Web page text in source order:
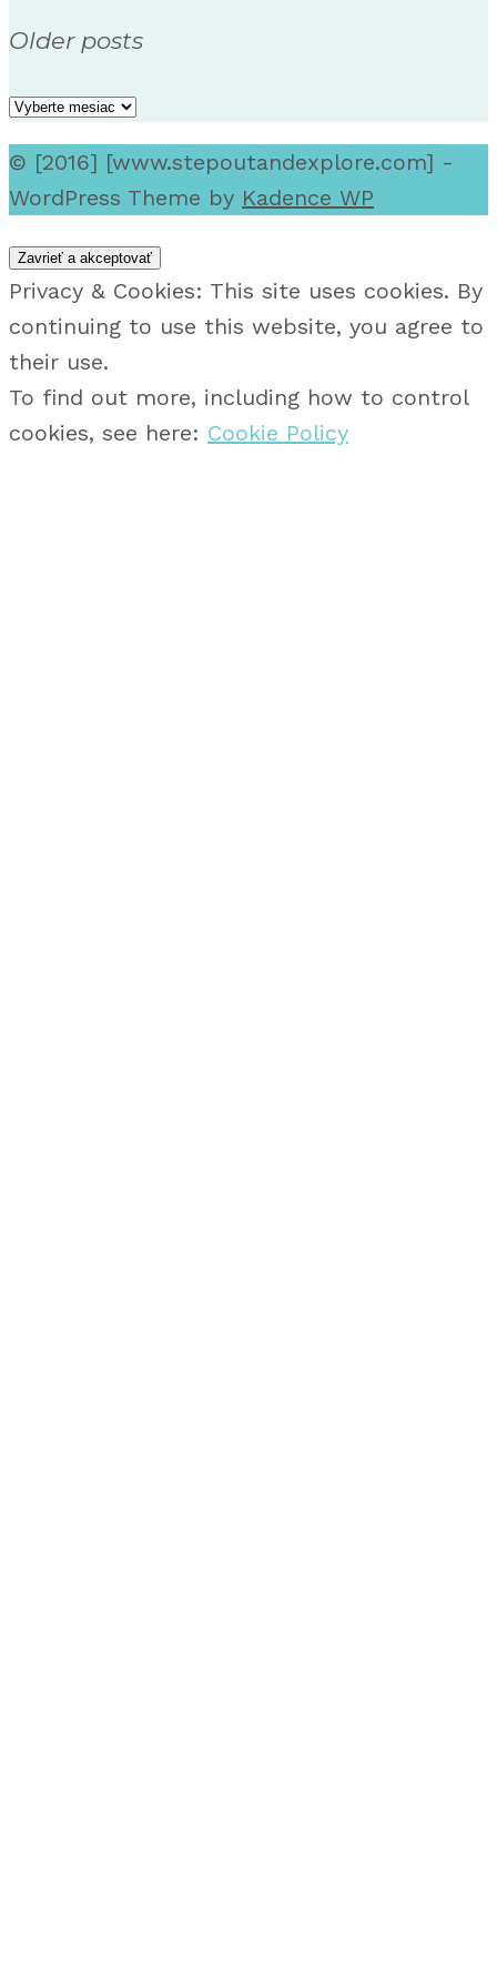
Older posts
Older
posts
© [2016] [www.stepoutandexplore.com] -
WordPress Theme by Kadence WP
Privacy & Cookies: This site uses cookies. By
continuing to use this website, you agree to
their use.
To find out more, including how to control
cookies, see here: Cookie Policy